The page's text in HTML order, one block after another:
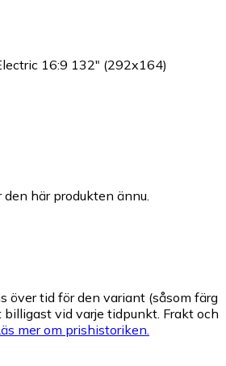
16:9 132" (292x164)
här produkten ännu.
över tid för den variant (såsom färg
vid varje tidpunkt. Frakt och
mer om prishistoriken.